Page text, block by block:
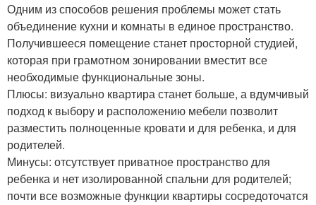
Одним из способов решения проблемы может стать
объединение кухни и комнаты в единое пространство.
Получившееся помещение станет просторной студией,
которая при грамотном зонировании вместит все
необходимые функциональные зоны.
Плюсы: визуально квартира станет больше, а вдумчивый
подход к выбору и расположению мебели позволит
разместить полноценные кровати и для ребенка, и для
родителей.
Минусы: отсутствует приватное пространство для
ребенка и нет изолированной спальни для родителей;
почти все возможные функции квартиры сосредоточатся